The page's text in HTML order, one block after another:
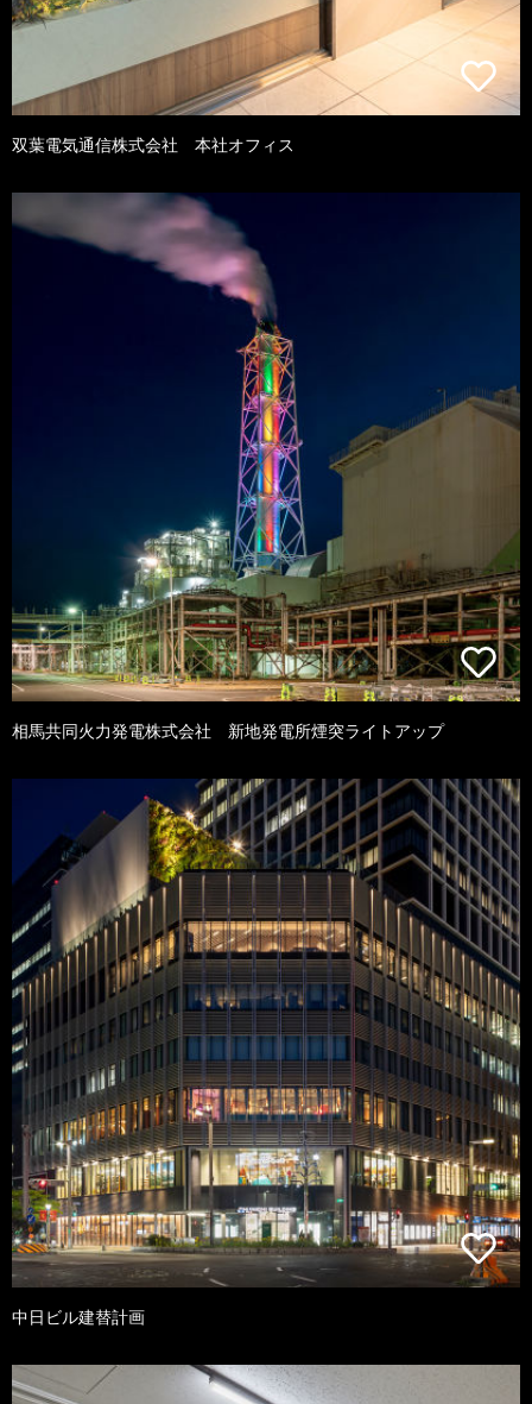
双葉電気通信株式会社 本社オフィス
相馬共同火力発電株式会社 新地発電所煙突ライトアップ
中日ビル建替計画